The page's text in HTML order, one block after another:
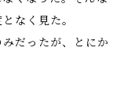
なく見た。
だったが、とにか